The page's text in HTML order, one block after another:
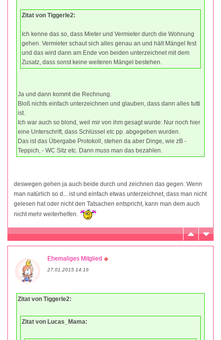
Zitat von Tiggerle2:
Ich kenne das so, dass Mieter und Vermieter durch die Wohnung
gehen. Vermieter schaut sich alles genau an und hält Mängel fest
und das wird dann am Ende von beiden unterzeichnet mit dem
Zusatz, dass sonst keine weiteren Mängel bestehen.
Ja und dann kommt die Rechnung.
Bloß nichts einfach unterzeichnen und glauben, dass dann alles tutti
ist.
Ich war auch so blond, weil mir von ihm gesagt wurde: Nur noch hier
eine Unterschrift, dass Schlüssel etc pp. abgegeben wurden.
Das ist das Übergabe Protokoll, stehen da aber Dinge, wie zB -
Teppich, - WC Sitz etc. Dann muss man das bezahlen.
deswegen gehen ja auch beide durch und zeichnen das gegen. Wenn
man natürlich so d... ist und einfach etwas unterzeichnet, dass man nicht
gelesen hat oder nicht den Tatsachen entspricht, kann man dem auch
nicht mehr weiterhelfen.
Ehemaliges Mitglied
27.01.2015 14:16
Zitat von Tiggerle2:
Zitat von Lucas_Mama: